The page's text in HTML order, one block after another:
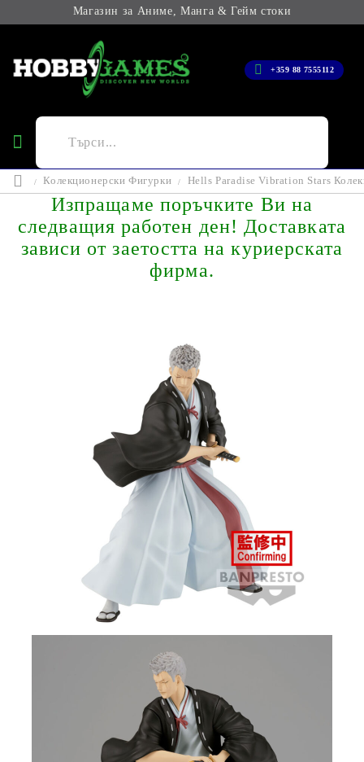
Магазин за Аниме, Манга & Гейм стоки
+359 88 7555112
Колекционерски Фигурки Hells Paradise Vibration Stars
Изпращаме поръчките Ви на
следващия работен ден! Доставката
зависи от заетостта на куриерската
фирма.